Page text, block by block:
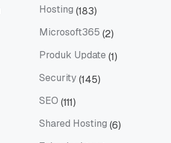
Hosting (183)
Microsoft365 (2)
Produk Update (1)
Security(145)
SEO (111)
Shared Hosting (6)